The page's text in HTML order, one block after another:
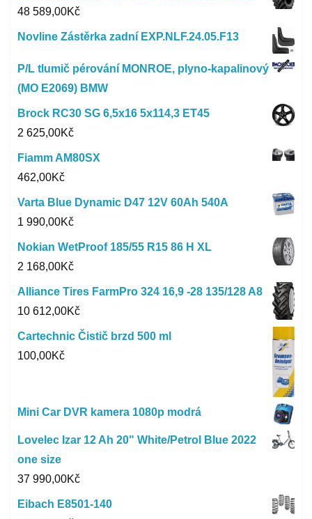
48 589,00Kč
Novline Zástěrka zadní EXP.NLF.24.05.F13
P/L tlumič pérování MONROE, plyno-kapalinový
(MO E2069) BMW
Brock RC30 SG 6,5x16 5x114,3 ET45
2 625,00Kč
Fiamm AM80SX
462,00Kč
Varta Blue Dynamic D47 12V 60Ah 540A
1 990,00Kč
Nokian WetProof 185/55 R15 86 H XL
2 168,00Kč
Alliance Tires FarmPro 324 16,9 -28 135/128 A8
10 612,00Kč
Cartechnic Čistič brzd 500 ml
100,00Kč
Mini Car DVR kamera 1080p modrá
Lovelec Izar 12 Ah 20" White/Petrol Blue 2022
one size
37 990,00Kč
Eibach E8501-140